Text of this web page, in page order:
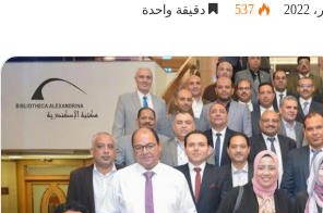
537 دقيقة واحدة